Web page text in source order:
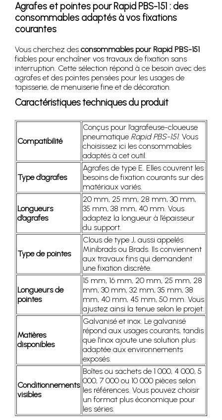
Agrafes et pointes pour Rapid PBS-151 : des
consommables adaptés à vos fixations
courantes
Vous cherchez des consommables pour Rapid PBS-151
fiables pour enchaîner vos travaux de fixation sans
interruption. Cette sélection répond à ce besoin avec des
agrafes et des pointes pensées pour les usages de
tapisserie, de menuiserie fine et de décoration.
Caractéristiques techniques du produit
Compatibilité
Conçus pour l’agrafeuse-cloueuse
pneumatique Rapid PBS-151. Vous
choisissez ici les consommables
adaptés à cet outil.
Type d’agrafes
Agrafes de type E. Elles couvrent les
besoins de fixation courants sur des
matériaux variés.
Longueurs
d’agrafes
20 mm, 25 mm, 28 mm, 30 mm,
35 mm, 38 mm, 40 mm. Vous
adaptez la longueur à l’épaisseur
du support.
Type de pointes
Clous de type J, aussi appelés
Minibrads ou Brads. Ils conviennent
aux travaux fins qui demandent
une fixation discrète.
Longueurs de
pointes
15 mm, 16 mm, 20 mm, 25 mm, 28
mm, 30 mm, 32 mm, 35 mm, 38
mm, 40 mm, 45 mm, 50 mm. Vous
ajustez ainsi la tenue selon le projet.
Matières
disponibles
Galvanisé et inox. Le galvanisé
répond aux usages courants, tandis
que l’inox ajoute une solution plus
adaptée aux environnements
exposés.
Conditionnements
visibles
Boîtes ou sachets de 1 000, 4 000, 5
000, 7 000 ou 10 000 pièces selon
les références. Vous pouvez choisir
un format plus économique pour
les séries.